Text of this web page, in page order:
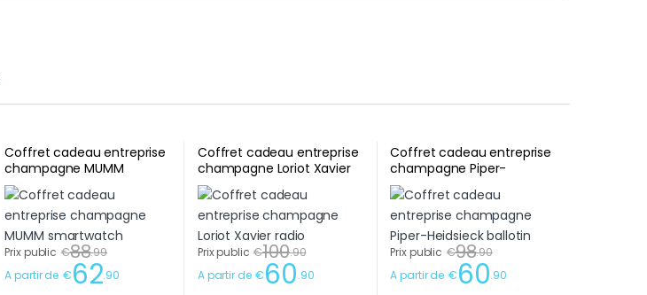
Coffret cadeau entreprise
champagne MUMM
smartwatch
Prix public €88.99
A partir de €62.90
Coffret cadeau entreprise
champagne Loriot Xavier
radio
Prix public €100.90
A partir de €60.90
Coffret cadeau entreprise
champagne Piper-
Heidsieck ballotin
Prix public €98.90
A partir de €60.90